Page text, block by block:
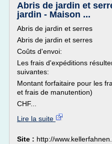
Abris de jardin et
jardin - Maison ...
Abris de jardin et serres
Abris de jardin et serres
Coûts d'envoi:
Les frais d'expéditions
suivantes:
Montant forfaitaire pour les
et frais de manutention)
CHF...
Lire la suite
Site : http://